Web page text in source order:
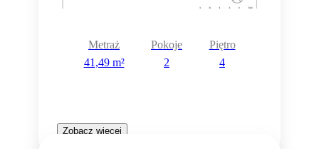
Metraż
41,49 m²
Pokoje
2
Piętro
4
Zobacz więcej